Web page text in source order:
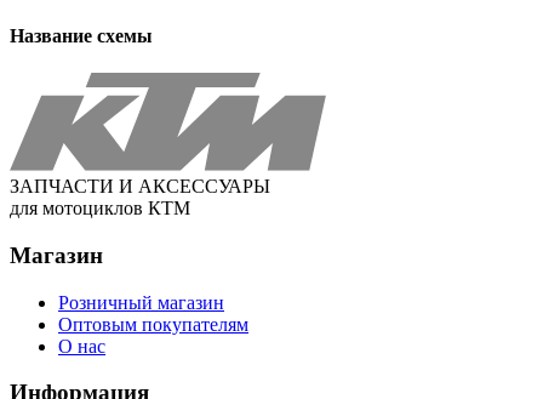
Название схемы
ЗАПЧАСТИ И АКСЕССУАРЫ
для мотоциклов КТМ
Магазин
Розничный магазин
Оптовым покупателям
О нас
Информация